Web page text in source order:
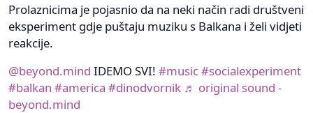
Prolaznicima je pojasnio da na neki način radi društveni
eksperiment gdje puštaju muziku s Balkana i želi vidjeti
reakcije.
@beyond.mind IDEMO SVI! #music#socialexperiment
#balkan #america #dinodvornik ♬ original sound -
beyond.mind